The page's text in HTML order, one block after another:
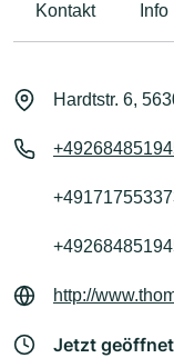
Kontakt Info
Hardtstr. 6,
http://
Jetzt